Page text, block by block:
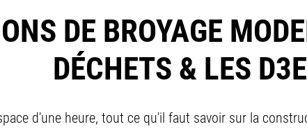
DE BROYAGE
DÉCHETS & LES D3E
d'une heure, tout ce qu'il faut savoir sur la